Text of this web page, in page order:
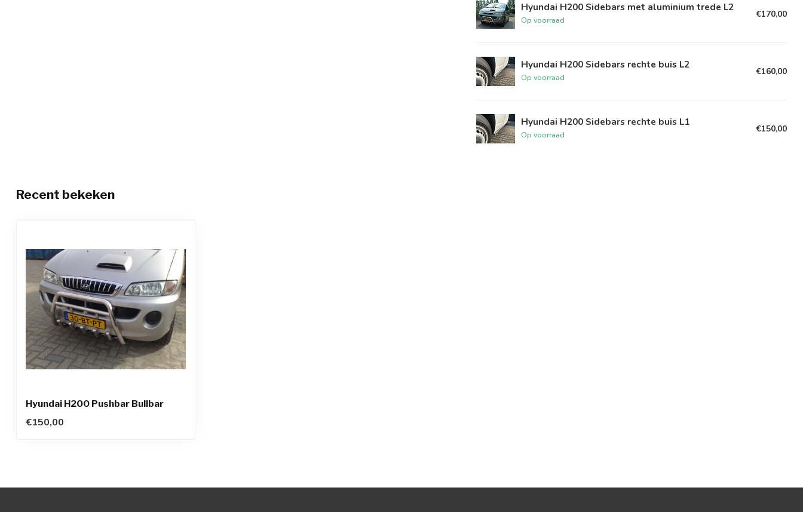
Hyundai H200 Sidebars met aluminium trede L2
Op voorraad
€170,00
Hyundai H200 Sidebars rechte buis L2
Op voorraad
€160,00
Hyundai H200 Sidebars rechte buis L1
Op voorraad
€150,00
Recent bekeken
Hyundai H200 Pushbar Bullbar
€150,00